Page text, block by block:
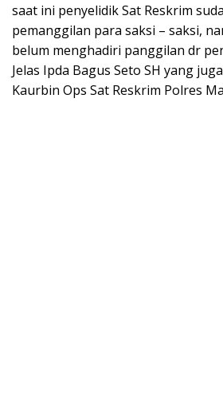
saat ini penyelidik Sat Reskrim
pemanggilan para saksi – saksi,
belum menghadiri panggilan dr
Jelas Ipda Bagus Seto SH yang
Kaurbin Ops Sat Reskrim Polres